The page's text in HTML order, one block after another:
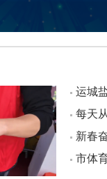
运城
每天
新春
市体